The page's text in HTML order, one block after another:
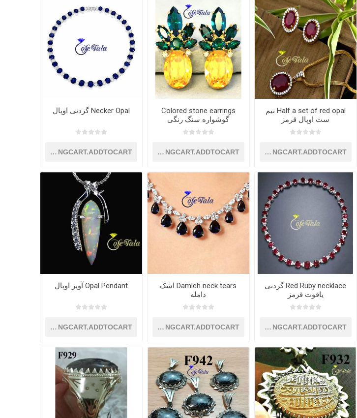
Half a set of red opal نیم
ست اوپال قرمز
SHOPPINGCART.ADDTOCART
Colored stone earrings
گوشواره سنگ رنگی
SHOPPINGCART.ADDTOCART
Necker Opal گردنی اوپال
SHOPPINGCART.ADDTOCART
Red Ruby necklace گردنی
یاقوت قرمز
SHOPPINGCART.ADDTOCART
Damleh neck tears اشک
دامله
SHOPPINGCART.ADDTOCART
Opal Pendant آویز اوپال
SHOPPINGCART.ADDTOCART